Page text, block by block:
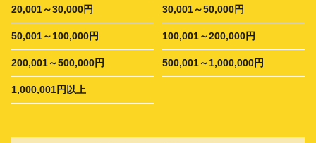
20,001～30,000円 30,001～50,000円
50,001～100,000円 100,001～200,000円
200,001～500,000円 500,001～1,000,000円
1,000,001円以上